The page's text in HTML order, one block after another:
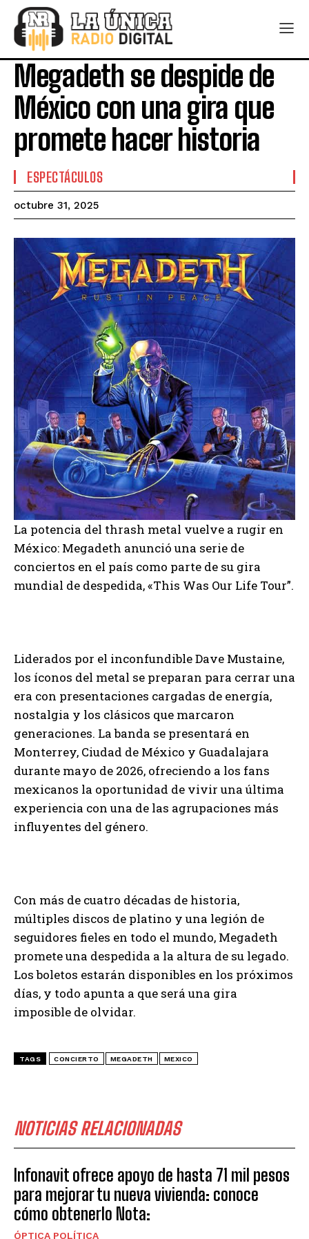
Megadeth se despide de
México con una gira que
promete hacer historia
ESPECTÁCULOS
octubre 31, 2025
La potencia del thrash metal vuelve a rugir en
México: Megadeth anunció una serie de
conciertos en el país como parte de su gira
mundial de despedida, «This Was Our Life Tour”.
Liderados por el inconfundible Dave Mustaine,
los íconos del metal se preparan para cerrar una
era con presentaciones cargadas de energía,
nostalgia y los clásicos que marcaron
generaciones. La banda se presentará en
Monterrey, Ciudad de México y Guadalajara
durante mayo de 2026, ofreciendo a los fans
mexicanos la oportunidad de vivir una última
experiencia con una de las agrupaciones más
influyentes del género.
Con más de cuatro décadas de historia,
múltiples discos de platino y una legión de
seguidores fieles en todo el mundo, Megadeth
promete una despedida a la altura de su legado.
Los boletos estarán disponibles en los próximos
días, y todo apunta a que será una gira
imposible de olvidar.
TAGS CONCIERTO MEGADETH MEXICO
NOTICIAS RELACIONADAS
Infonavit ofrece apoyo de hasta 71 mil pesos
para mejorar tu nueva vivienda: conoce
cómo obtenerlo Nota:
ÓPTICA POLÍTICA